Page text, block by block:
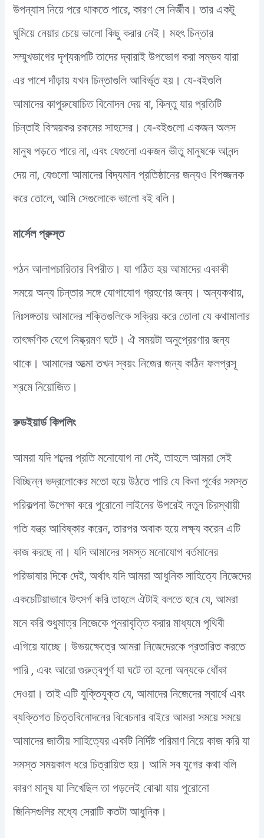
উপন্যাস নিয়ে পরে থাকতে পারে, কারণ সে নির্জীব। তার একটু
ঘুমিয়ে নেয়ার চেয়ে ভালো কিছু করার নেই। মহৎ চিন্তার
সম্মুখভাগের দৃশ্যরূপটি তাদের দ্বারাই উপভোগ করা সম্ভব যারা
এর পাশে দাঁড়ায় যখন চিন্তাগুলি আবির্ভূত হয়। যে-বইগুলি
আমাদের কাপুরুষোচিত বিনোদন দেয় বা, কিন্তু যার প্রতিটি
চিন্তাই বিস্ময়কর রকমের সাহসের। যে-বইগুলো একজন অলস
মানুষ পড়তে পারে না, এবং যেগুলো একজন ভীতু মানুষকে আনন্দ
দেয় না, যেগুলো আমাদের বিদ্যমান প্রতিষ্ঠানের জন্যও বিপজ্জনক
করে তোলে, আমি সেগুলোকে ভালো বই বলি।
মার্সেল প্রুস্ত
পঠন আলাপচারিতার বিপরীত। যা গঠিত হয় আমাদের একাকী
সময়ে অন্য চিন্তার সঙ্গে যোগাযোগ গ্রহণের জন্য। অন্যকথায়,
নিঃসঙ্গতায় আমাদের শক্তিগুলিকে সক্রিয় করে তোলা যে কথামালার
তাৎক্ষণিক বেগে নিষ্ক্রমণ ঘটে। ঐ সময়টা অনুপ্রেরণার জন্য
থাকে। আমাদের আত্মা তখন স্বয়ং নিজের জন্য কঠিন ফলপ্রসূ
শ্রমে নিয়োজিত।
রুডইয়ার্ড কিপলিং
আমরা যদি শব্দের প্রতি মনোযোগ না দেই, তাহলে আমরা সেই
বিচ্ছিন্ন ভদ্রলোকের মতো হয়ে উঠতে পারি যে কিনা পূর্বের সমস্ত
পরিকল্পনা উপেক্ষা করে পুরোনো লাইনের উপরেই নতুন চিরস্থায়ী
গতি যন্ত্র আবিষ্কার করেন, তারপর অবাক হয়ে লক্ষ্য করেন এটি
কাজ করছে না। যদি আমাদের সমস্ত মনোযোগ বর্তমানের
পরিভাষার দিকে দেই, অর্থাৎ যদি আমরা আধুনিক সাহিত্যে নিজেদের
একচেটিয়াভাবে উৎসর্গ করি তাহলে ঐটাই বলতে হবে যে, আমরা
মনে করি শুধুমাত্র নিজেকে পুনরাবৃত্তি করার মাধ্যমে পৃথিবী
এগিয়ে যাচ্ছে। উভয়ক্ষেত্রে আমরা নিজেদেরকে প্রতারিত করতে
পারি , এবং আরো গুরুত্বপূর্ণ যা ঘটে তা হলো অন্যকে ধোঁকা
দেওয়া। তাই এটি যুক্তিযুক্ত যে, আমাদের নিজেদের স্বার্থে এবং
ব্যক্তিগত চিত্তবিনোদনের বিবেচনার বাইরে আমরা সময়ে সময়ে
আমাদের জাতীয় সাহিত্যের একটি নির্দিষ্ট পরিমাণ নিয়ে কাজ করি যা
সমস্ত সময়কাল ধরে চিত্রায়িত হয়। আমি সব যুগের কথা বলি
কারণ মানুষ যা লিখেছিল তা পড়লেই বোঝা যায় পুরোনো
জিনিসগুলির মধ্যে সেরাটি কতটা আধুনিক।